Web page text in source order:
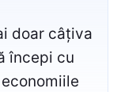
doar câțiva
începi cu